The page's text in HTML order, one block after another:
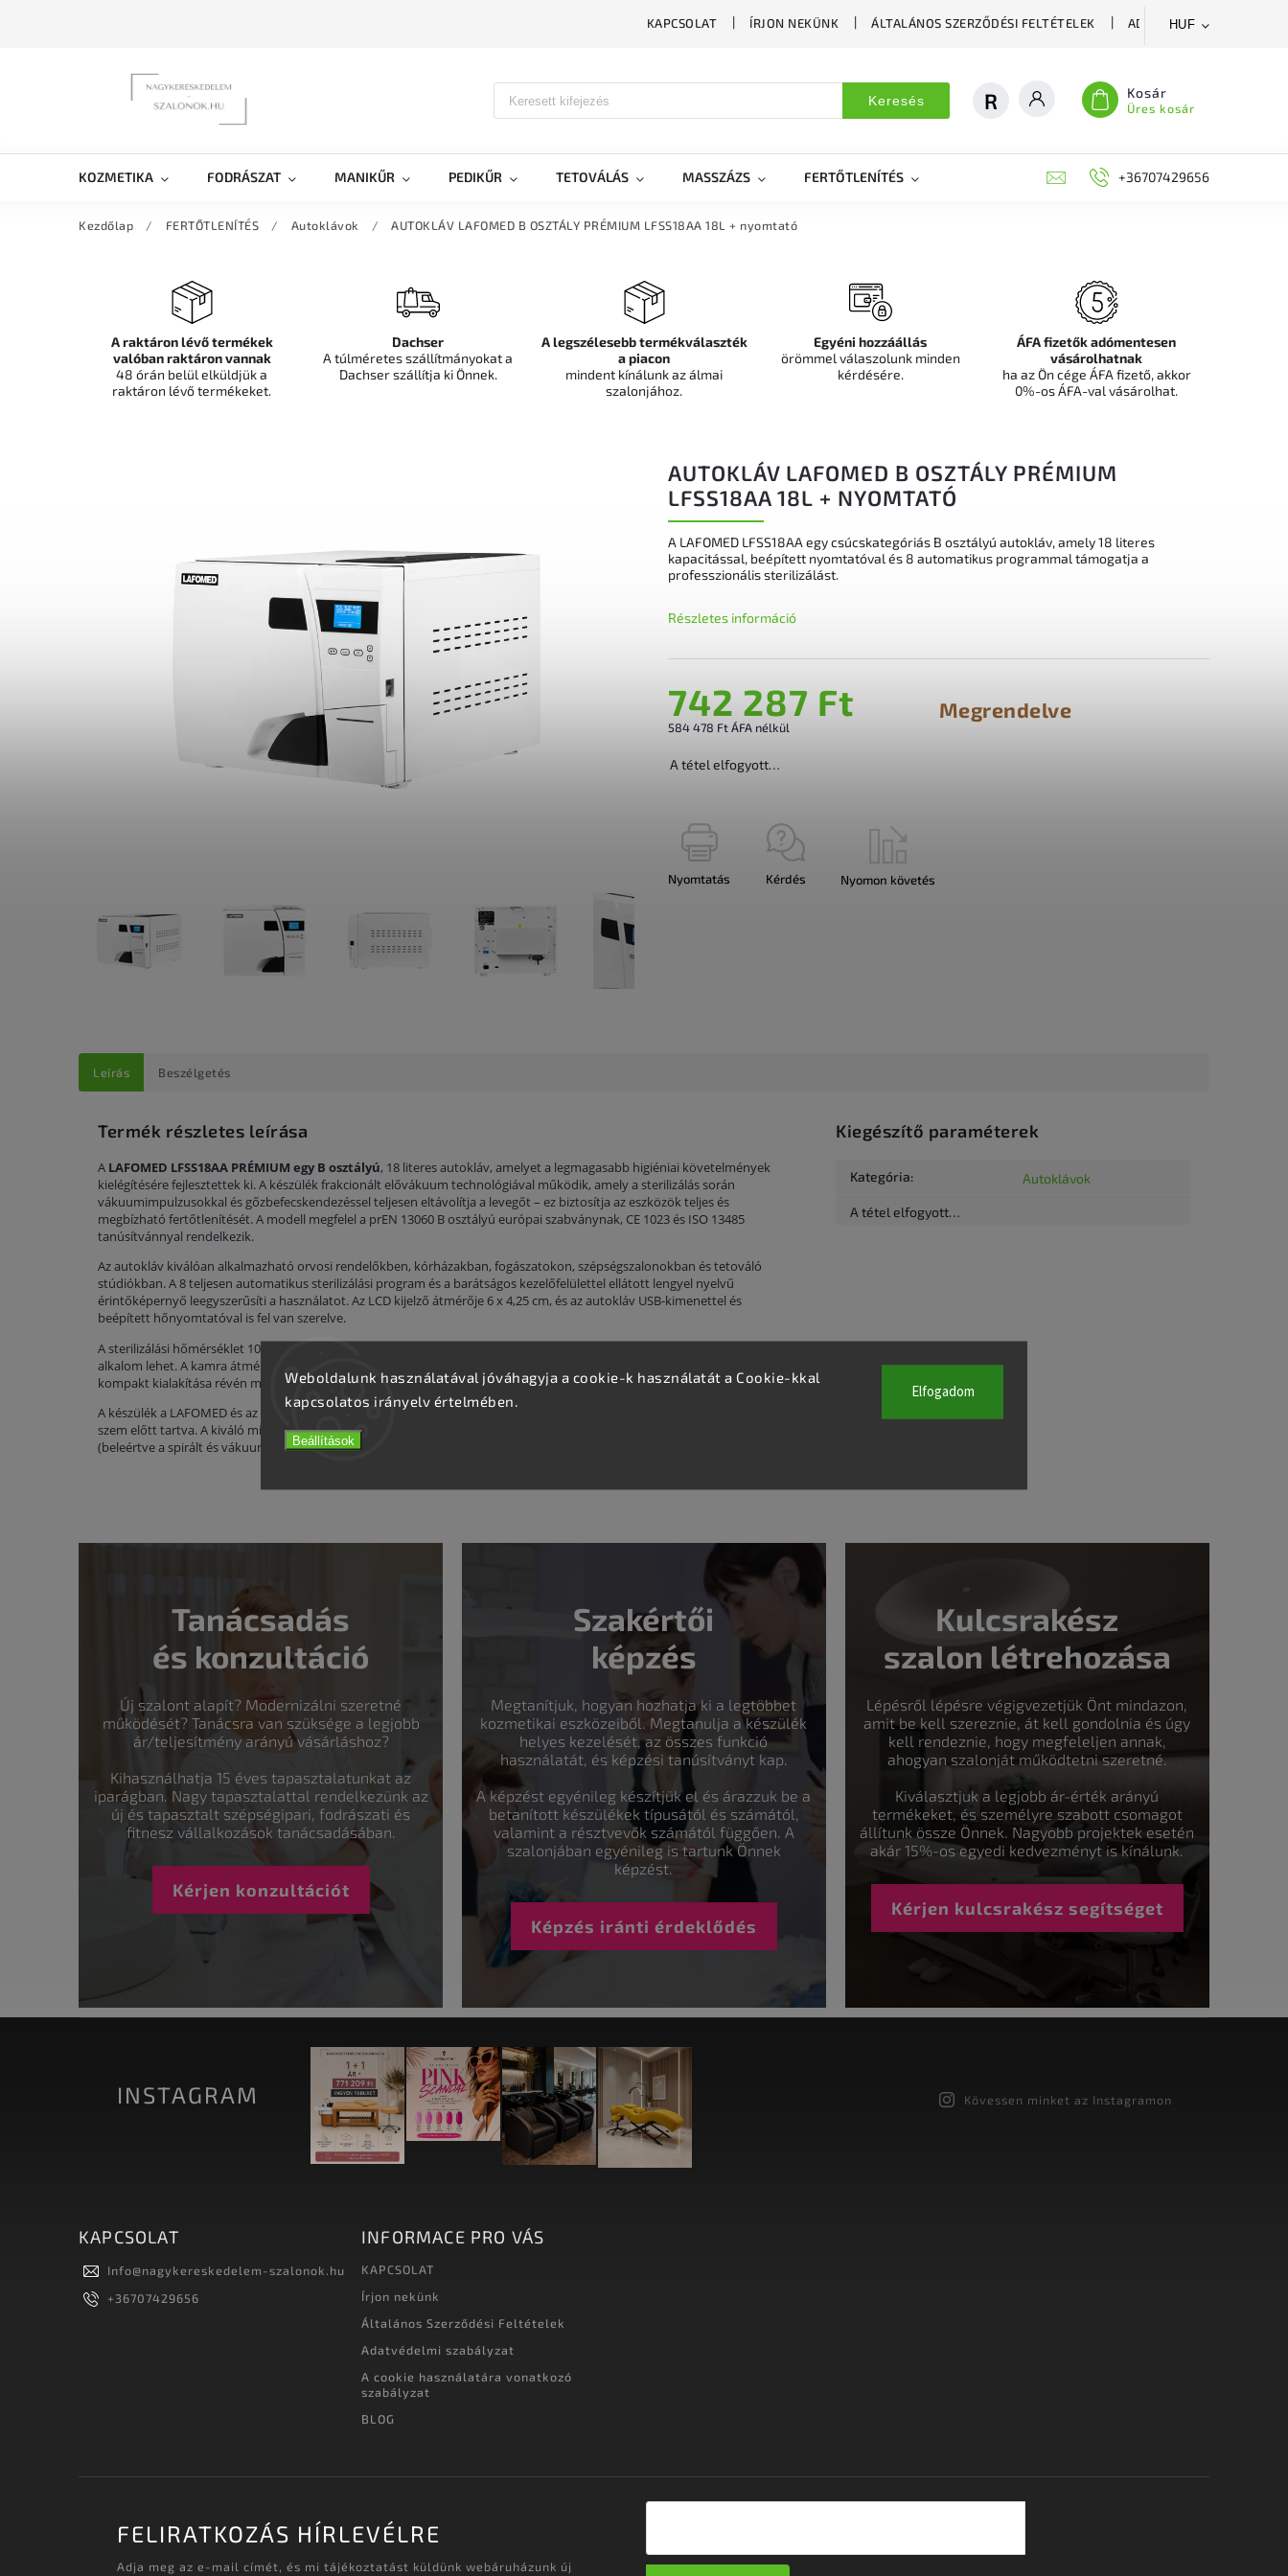
Weboldalunk használatával jóváhagyja a cookie-k használatát a Cookie-kkal
kapcsolatos irányelv értelmében.
Beállítások
Elfogadom
KAPCSOLAT ÍRJON NEKÜNK ÁLTALÁNOS SZERZŐDÉSI FELTÉTELEK ADATVÉDELMI
HUF
Keresés Kosár
Üres kosár
KOZMETIKA FODRÁSZAT MANIKŰR PEDIKŰR TETOVÁLÁS MASSZÁZS FERTŐTLENÍTÉS DEKORÁCIÓS FALPANEL, MŰNÖVÉNY FAL
+36707429656
Kezdőlap / FERTŐTLENÍTÉS / Autoklávok / AUTOKLÁV LAFOMED B OSZTÁLY PRÉMIUM LFSS18AA 18L + nyomtató
AUTOKLÁV LAFOMED B OSZTÁLY PRÉMIUM
LFSS18AA 18L + NYOMTATÓ
742 287 Ft
584 478 Ft ÁFA nélkül
Megrendelve
A tétel elfogyott…
A LAFOMED LFSS18AA egy csúcskategóriás B osztályú autokláv, amely 18 literes
kapacitással, beépített nyomtatóval és 8 automatikus programmal támogatja a
professzionális sterilizálást.
Részletes információ
Nyomtatás Kérdés Nyomon követés
A raktáron lévő termékek
valóban raktáron vannak
48 órán belül elküldjük a
raktáron lévő termékeket.
Dachser
A túlméretes szállítmányokat a
Dachser szállítja ki Önnek.
A legszélesebb termékválaszték
a piacon
mindent kínálunk az álmai
szalonjához.
Egyéni hozzáállás
örömmel válaszolunk minden
kérdésére.
ÁFA fizetők adómentesen
vásárolhatnak
ha az Ön cége ÁFA fizető, akkor
0%-os ÁFA-val vásárolhat.
Leírás Beszélgetés
Termék részletes leírása
A LAFOMED LFSS18AA PRÉMIUM egy B osztályú, 18 literes autokláv, amelyet a legmagasabb higiéniai követelmények
kielégítésére fejlesztettek ki. A készülék frakcionált elővákuum technológiával működik, amely a sterilizálás során
vákuumimpulzusokkal és gőzbefecskendezéssel teljesen eltávolítja a levegőt – ez biztosítja az eszközök teljes és
megbízható fertőtlenítését. A modell megfelel a prEN 13060 B osztályú európai szabványnak, CE 1023 és ISO 13485
tanúsítvánnyal rendelkezik.
Az autokláv kiválóan alkalmazható orvosi rendelőkben, kórházakban, fogászatokon, szépségszalonokban és tetováló
stúdiókban. A 8 teljesen automatikus sterilizálási program és a barátságos kezelőfelülettel ellátott lengyel nyelvű
érintőképernyő leegyszerűsíti a használatot. Az LCD kijelző átmérője 6 x 4,25 cm, és az autokláv USB-kimenettel és
beépített hőnyomtatóval is fel van szerelve.
A sterilizálási hőmérséklet 105–134 ℃ között állítható, a száradási idő 1–25 perc, a vákuumozási ciklusok száma 1–10
alkalom lehet. A kamra átmérője 25 cm, mélysége 35 cm, anyaga 304 rozsdamentes acél. Az autokláv nettó súlya 53 kg,
kompakt kialakítása révén minimális asztalfelületen is elfér (54 x 41,5 cm).
A készülék a LAFOMED és az ACTIV együttműködésében készült, kifejezetten a megnövekedett sterilizálási igényeket
szem előtt tartva. A kiváló minőségű bakteriális szűrő, a kétajtós mechanikus zár, valamint a B és D programtesztek
(beleértve a spirált és vákuumot is) mind a magas szintű munkát támogatják.
Kiegészítő paraméterek
Kategória: Autoklávok
A tétel elfogyott…
Tanácsadás
és konzultáció
Új szalont alapít? Modernizálni szeretné
működését? Tanácsra van szüksége a legjobb
ár/teljesítmény arányú vásárláshoz?
Kihasználhatja 15 éves tapasztalatunkat az
iparágban. Nagy tapasztalattal rendelkezünk az
új és tapasztalt szépségipari, fodrászati és
fitnesz vállalkozások tanácsadásában.
Kérjen konzultációt
Szakértői
képzés
Megtanítjuk, hogyan hozhatja ki a legtöbbet
kozmetikai eszközeiből. Megtanulja a készülék
helyes kezelését, az összes funkció
használatát, és képzési tanúsítványt kap.
A képzést egyénileg készítjük el és árazzuk be a
betanított készülékek típusától és számától,
valamint a résztvevők számától függően. A
szalonjában egyénileg is tartunk Önnek
képzést.
Képzés iránti érdeklődés
Kulcsrakész
szalon létrehozása
Lépésről lépésre végigvezetjük Önt mindazon,
amit be kell szereznie, át kell gondolnia és úgy
kell rendeznie, hogy megfeleljen annak,
ahogyan szalonját működtetni szeretné.
Kiválasztjuk a legjobb ár-érték arányú
termékeket, és személyre szabott csomagot
állítunk össze Önnek. Nagyobb projektek esetén
akár 15%-os egyedi kedvezményt is kínálunk.
Kérjen kulcsrakész segítséget
INSTAGRAM Kövessen minket az Instagramon
KAPCSOLAT
Info@nagykereskedelem-szalonok.hu
+36707429656
INFORMACE PRO VÁS
KAPCSOLAT
Írjon nekünk
Általános Szerződési Feltételek
Adatvédelmi szabályzat
A cookie használatára vonatkozó
szabályzat
BLOG
FELIRATKOZÁS HÍRLEVÉLRE
Adja meg az e-mail címét, és mi tájékoztatást küldünk webáruházunk új